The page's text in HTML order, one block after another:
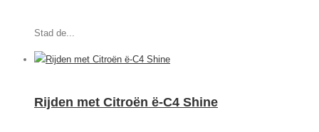
Stad de...
Rijden met Citroën ë-C4 Shine